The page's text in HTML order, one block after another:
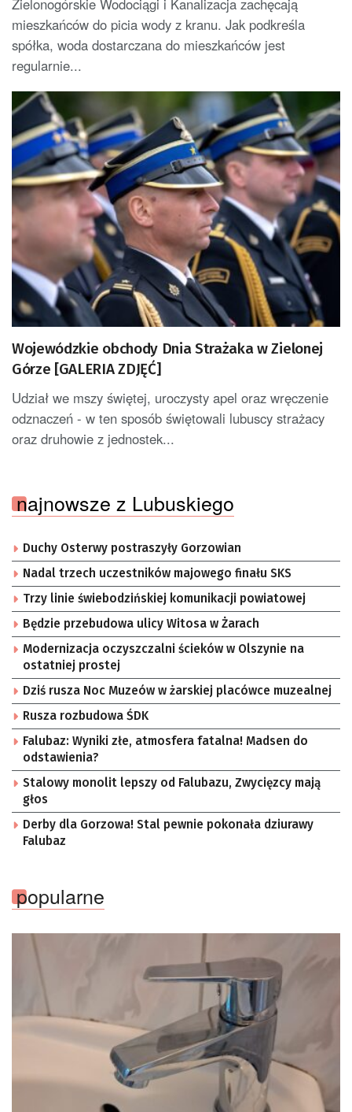
mieszkańców do picia wody z kranu. Jak podkreśla
spółka, woda dostarczana do mieszkańców jest
regularnie...
Wojewódzkie obchody Dnia Strażaka w Zielonej
Górze [GALERIA ZDJĘĆ]
Udział we mszy świętej, uroczysty apel oraz wręczenie
odznaczeń - w ten sposób świętowali lubuscy strażacy
oraz druhowie z jednostek...
najnowsze z Lubuskiego
Duchy Osterwy postraszyły Gorzowian
Nadal trzech uczestników majowego finału SKS
Trzy linie świebodzińskiej komunikacji powiatowej
Będzie przebudowa ulicy Witosa w Żarach
Modernizacja oczyszczalni ścieków w Olszynie na
ostatniej prostej
Dziś rusza Noc Muzeów w żarskiej placówce muzealnej
Rusza rozbudowa ŚDK
Falubaz: Wyniki złe, atmosfera fatalna! Madsen do
odstawienia?
Stalowy monolit lepszy od Falubazu, Zwycięzcy mają
głos
Derby dla Gorzowa! Stal pewnie pokonała dziurawy
Falubaz
popularne